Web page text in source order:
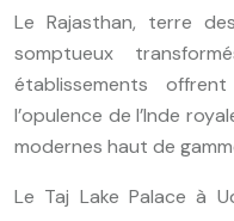
Le Rajasthan, terre
somptueux
établissements
l’opulence de l’Inde
modernes haut de
Le Taj Lake Palace à